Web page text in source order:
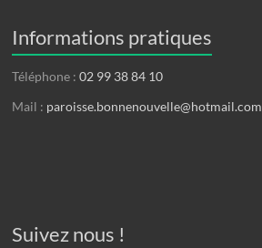
Informations pratiques
Téléphone :02 99 38 84 10
Mail : paroisse.bonnenouvelle@hotmail.com
Suivez nous !